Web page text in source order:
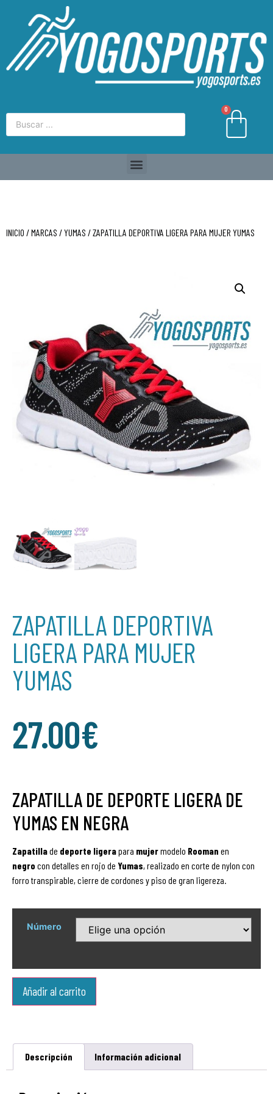
0
INICIO /MARCAS /YUMAS / ZAPATILLA DEPORTIVA LIGERA PARA MUJER YUMAS
ZAPATILLA DEPORTIVA
LIGERA PARA MUJER
YUMAS
27.00€
ZAPATILLA DE DEPORTE LIGERA DE
YUMAS EN NEGRA
Zapatillade deporte ligerapara mujermodelo Rooman en
negro con detalles en rojo de Yumas, realizado en corte de nylon con
forro transpirable, cierre de cordones y piso de gran ligereza.
Número
Añadir al carrito
Descripción Información adicional